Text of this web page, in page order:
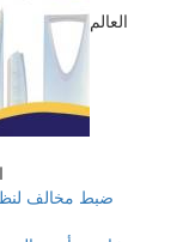
العالم
ضبط مخالف